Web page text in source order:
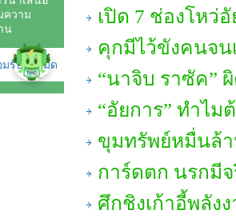
เปิด 7 ช่องโหว่
คุกมีไว้ขังคนจน
“นาจิบ ราซัค”
“อัยการ” ทำไม
ขุมทรัพย์หมื่นล้
การ์ดตก นรกมี
ศึกชิงเก้าอี้พลัง